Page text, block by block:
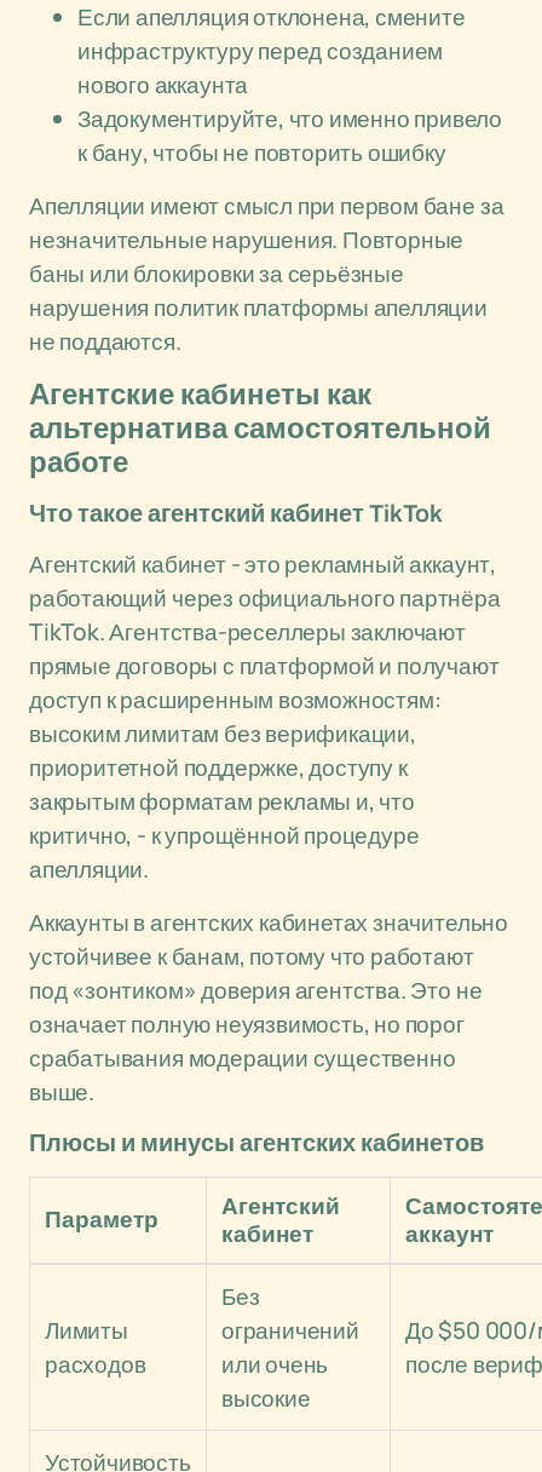
Если апелляция отклонена, смените
инфраструктуру перед созданием
нового аккаунта
Задокументируйте, что именно привело
к бану, чтобы не повторить ошибку
Апелляции имеют смысл при первом бане за
незначительные нарушения. Повторные
баны или блокировки за серьёзные
нарушения политик платформы апелляции
не поддаются.
Агентские кабинеты как
альтернатива самостоятельной
работе
Что такое агентский кабинет TikTok
Агентский кабинет - это рекламный аккаунт,
работающий через официального партнёра
TikTok. Агентства-реселлеры заключают
прямые договоры с платформой и получают
доступ к расширенным возможностям:
высоким лимитам без верификации,
приоритетной поддержке, доступу к
закрытым форматам рекламы и, что
критично, - к упрощённой процедуре
апелляции.
Аккаунты в агентских кабинетах значительно
устойчивее к банам, потому что работают
под «зонтиком» доверия агентства. Это не
означает полную неуязвимость, но порог
срабатывания модерации существенно
выше.
Плюсы и минусы агентских кабинетов
Параметр
Агентский
кабинет
аккаунт
Лимиты
расходов
Без
ограничений
или очень
высокие
До $50
после
Устойчивость